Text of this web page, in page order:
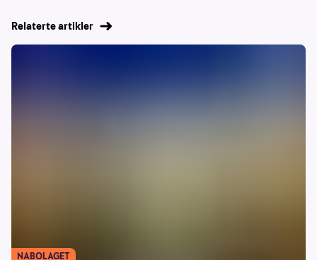
Relaterte artikler
NABOLAGET